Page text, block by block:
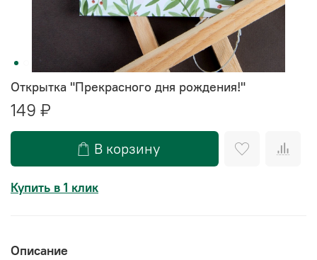
Открытка "Прекрасного дня рождения!"
149 ₽
В корзину
Купить в 1 клик
Описание